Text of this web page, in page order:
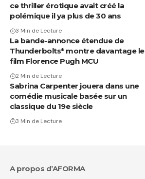
ce thriller érotique avait créé la
polémique il ya plus de 30 ans
3 Min de Lecture
La bande-annonce étendue de
Thunderbolts* montre davantage le
film Florence Pugh MCU
2 Min de Lecture
Sabrina Carpenter jouera dans une
comédie musicale basée sur un
classique du 19e siècle
3 Min de Lecture
A propos d’AFORMA